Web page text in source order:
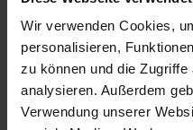
Wir verwenden Cookies,
personalisieren,
zu können und die
analysieren. Außerdem
Verwendung unserer
Zusammenarbeit
Stuhlkreuz zudem
Belastung mit bis zu